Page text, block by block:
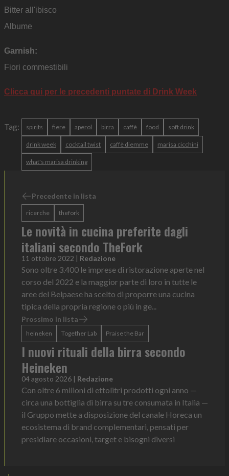
Bitter all'ibisco
Albume
Garnish:
Fiori commestibili
Clicca qui per le precedenti puntate di Drink Week
Tag: spirits fiere aperol birra caffè food soft drink
drink week cocktail twist caffè diemme marisa cicchini
what's marisa drinking
Precedente in lista
ricerche thefork
Le novità in cucina preferite dagli
italiani secondo TheFork
11 ottobre 2022 | Redazione
Sono oltre 3.400 le imprese di ristorazione aperte nel
corso del 2022 e la maggior parte di loro in tutte le
aree del Belpaese ha scelto di proporre una cucina
tipica della propria regione o più in ge...
Prossimo in lista
heineken Together Lab Praise the Bar
I nuovi rituali della birra secondo
Heineken
04 agosto 2026 | Redazione
Con oltre 6 milioni di ettolitri prodotti ogni anno —
circa una bottiglia di birra su tre consumata in Italia —
il Gruppo mette a disposizione del canale Horeca un
ecosistema di brand complementari, pensati per
presidiare occasioni, target e bisogni diversi